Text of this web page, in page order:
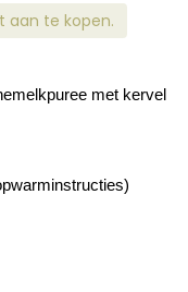
aan te kopen.
met kervel